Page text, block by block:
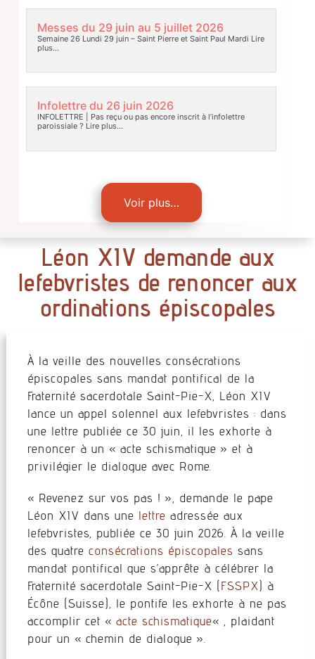
Messes du 29 juin au 5 juillet 2026
Semaine 26 Lundi 29 juin – Saint Pierre et Saint Paul Mardi Lire
plus…
Infolettre du 26 juin 2026
INFOLETTRE | Pas reçu ou pas encore inscrit à l’infolettre
paroissiale ? Lire plus…
Voir plus…
Léon XIV demande aux
lefebvristes de renoncer aux
ordinations épiscopales
À la veille des nouvelles consécrations
épiscopales sans mandat pontifical de la
Fraternité sacerdotale Saint-Pie-X, Léon XIV
lance un appel solennel aux lefebvristes : dans
une lettre publiée ce 30 juin, il les exhorte à
renoncer à un « acte schismatique » et à
privilégier le dialogue avec Rome.
« Revenez sur vos pas ! », demande le pape
Léon XIV dans une lettre adressée aux
lefebvristes, publiée ce 30 juin 2026. À la veille
des quatre consécrations épiscopales sans
mandat pontifical que s’apprête à célébrer la
Fraternité sacerdotale Saint-Pie-X (FSSPX) à
Écône (Suisse), le pontife les exhorte à ne pas
accomplir cet « acte schismatique« , plaidant
pour un « chemin de dialogue ».